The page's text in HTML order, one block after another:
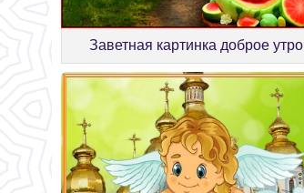
Заветная картинка доброе утро